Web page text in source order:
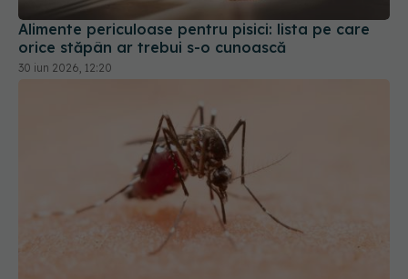
Alimente periculoase pentru pisici: lista pe care
orice stăpân ar trebui s-o cunoască
30 iun 2026, 12:20